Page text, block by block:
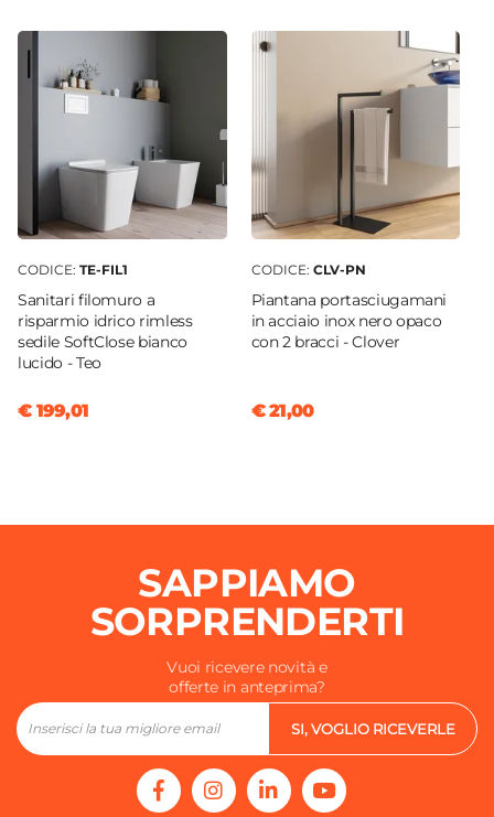
CODICE: TE-FIL1
Sanitari filomuro a
risparmio idrico rimless
sedile SoftClose bianco
lucido - Teo
€ 199,01
CODICE: CLV-PN
Piantana portasciugamani
in acciaio inox nero opaco
con 2 bracci - Clover
€ 21,00
SAPPIAMO
SORPRENDERTI
Vuoi ricevere novità e
offerte in anteprima?
SI, VOGLIO RICEVERLE